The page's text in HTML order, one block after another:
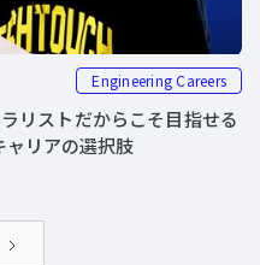
Engineering Careers
リストだからこそ目指せる
ャリアの選択肢